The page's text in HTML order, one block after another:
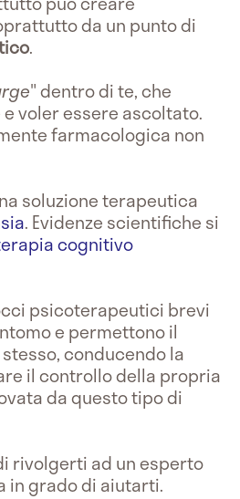
da un punto di
.
" dentro di te, che
voler essere ascoltato.
farmacologica non
soluzione terapeutica
. Evidenze scientifiche si
cognitivo
psicoterapeutici brevi
e permettono il
conducendo la
il controllo della propria
da questo tipo di
rivolgerti ad un esperto
in grado di aiutarti.